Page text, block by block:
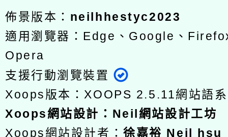
佈景版本： neilhhestyc2023
適用瀏覽器：Edge、Google、
Opera
支援行動瀏覽裝置
Xoops版本： XOOPS 2.5.11網站語
Xoops網站設計 ： Neil網站設計工坊
Xoops網站設計者：徐嘉裕 Neil hsu